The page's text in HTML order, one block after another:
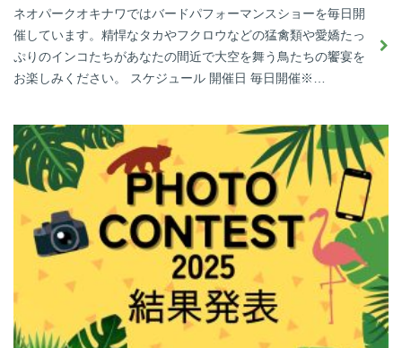
ネオパークオキナワではバードパフォーマンスショーを毎日開
催しています。精悍なタカやフクロウなどの猛禽類や愛嬌たっ
ぷりのインコたちがあなたの間近で大空を舞う鳥たちの饗宴を
お楽しみください。 スケジュール 開催日 毎日開催※…